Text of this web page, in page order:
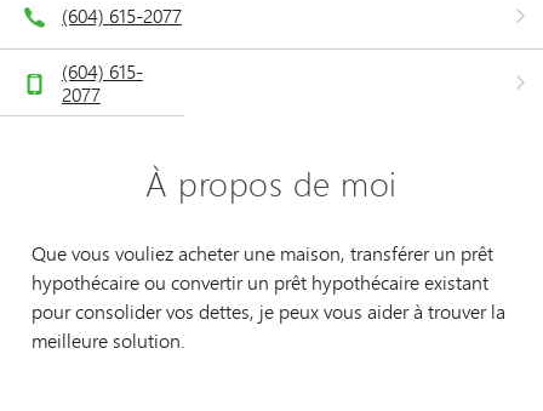
(604) 615-2077
(604) 615-
2077
À propos de moi
Que vous vouliez acheter une maison, transférer un prêt
hypothécaire ou convertir un prêt hypothécaire existant
pour consolider vos dettes, je peux vous aider à trouver la
meilleure solution.